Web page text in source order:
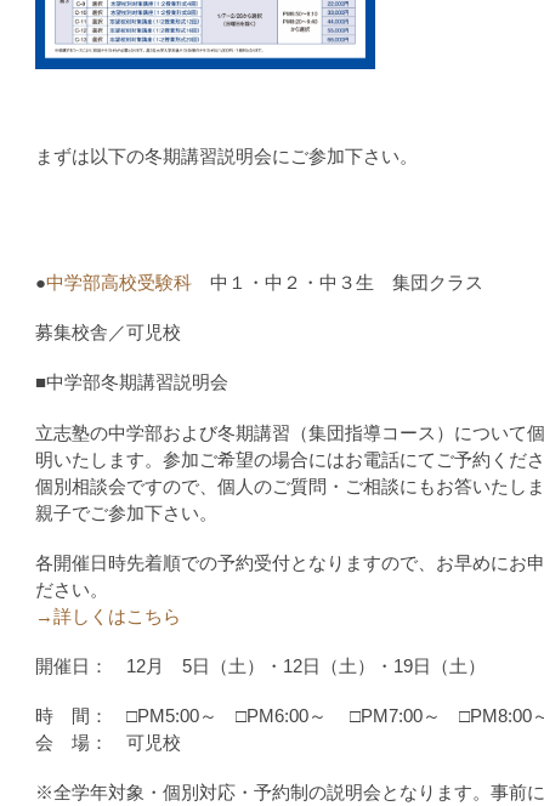
まずは以下の冬期講習説明会にご参加下さい。
●中学部高校受験科 中１・中２・中３生 集団クラス
募集校舎／可児校
■中学部冬期講習説明会
立志塾の中学部および冬期講習（集団指導コース）について
明いたします。参加ご希望の場合にはお電話にてご予約くだ
個別相談会ですので、個人のご質問・ご相談にもお答いたし
親子でご参加下さい。
各開催日時先着順での予約受付となりますので、お早めにお
ださい。
→詳しくはこちら
開催日： 12月 5日（土）・12日（土）・19日（土）
時 間： □PM5:00～ □PM6:00～ □PM7:00～ □PM8:00
会 場： 可児校
※全学年対象・個別対応・予約制の説明会となります。事前